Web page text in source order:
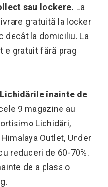
sau lockere. La
gratuită la locker
decât la domiciliu. La
e gratuit fără prag
înainte de
9 magazine au
Lichidări,
Outlet, Under
reduceri de 60-70%.
de a plasa o